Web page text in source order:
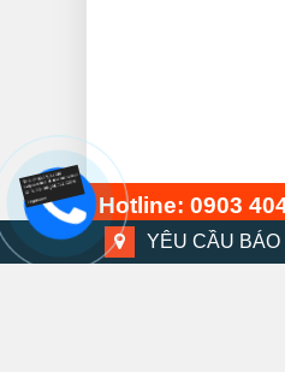
YÊU CẦU BÁO
Hotline: 0903